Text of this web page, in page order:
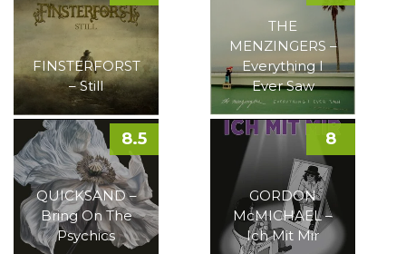
FINSTERFORST
– Still
THE
MENZINGERS –
Everything I
Ever Saw
QUICKSAND –
Bring On The
Psychics
8.5
GORDON
McMICHAEL –
Ich Mit Mir
8